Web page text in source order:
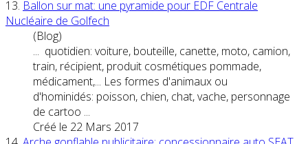
13. Ballon sur mat: une pyramide pour EDF Centrale
Nucléaire de Golfech
(Blog)
... quotidien: voiture, bouteille, canette, moto, camion,
train, récipient, produit cosmétiques pommade,
médicament,... Les formes d'animaux ou
d'hominidés: poisson, chien, chat, vache, personnage
de cartoo ...
Créé le 22 Mars 2017